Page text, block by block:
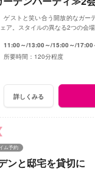
ゲストと笑い合う開放的なガー
ア。スタイルの異なる2つの会
11:00～ 13:00～ 15:00～ 17:00
120分程度
詳しくみる
と邸宅を貸切に
ム予約